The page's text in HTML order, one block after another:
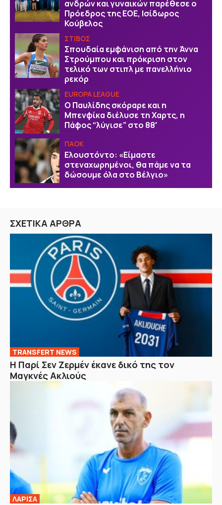
ανδρών και γυναικών παρέθεσε ο
Πρόεδρος της ΕΟΕ, Ισίδωρος
Κούβελος
ΣΤΙΒΟΣ
Σπουδαία εμφάνιση από την Άννα
Στρούμπου και πρόκριση στον
τελικό των στιπλ με πανελλήνιο
ρεκόρ
EUROPA LEAGUE
Ο Παυλίδης σκόραρε και η
Μπενφίκα διέλυσε τη Χαρτς, η
Πάφος “λύγισε” στο 88′
ΠΑΟΚ
Ελουστόντο: «Είμαστε
στεναχωρημένοι, θα πάμε να τα
δώσουμε όλα στο Βέλγιο»
ΣΧΕΤΙΚΑ ΑΡΘΡΑ
TRANSFERT NEWS
Η Παρί Σεν Ζερμέν έκανε δικό της τον
Μαγκνές Ακλιούς
ΛΑΡΙΣΑ